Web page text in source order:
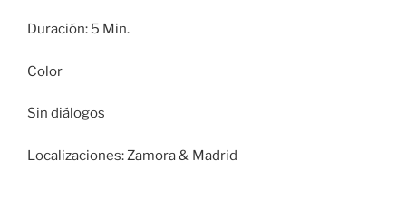
Duración: 5 Min.
Color
Sin diálogos
Localizaciones: Zamora & Madrid